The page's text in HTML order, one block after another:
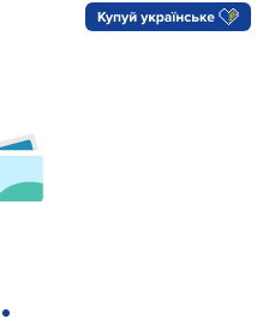
x Ø32) KF008